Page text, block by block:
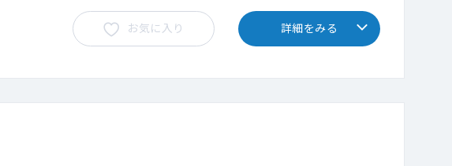
お気に入り 詳細をみる